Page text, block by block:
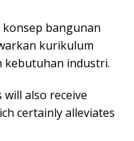
bangunan
kurikulum
kebutuhan industri.
also receive
certainly alleviates